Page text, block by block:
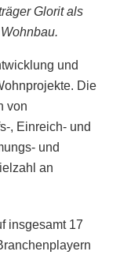
Glorit als
und
Die
von
, Einreich- und
und
an
insgesamt 17